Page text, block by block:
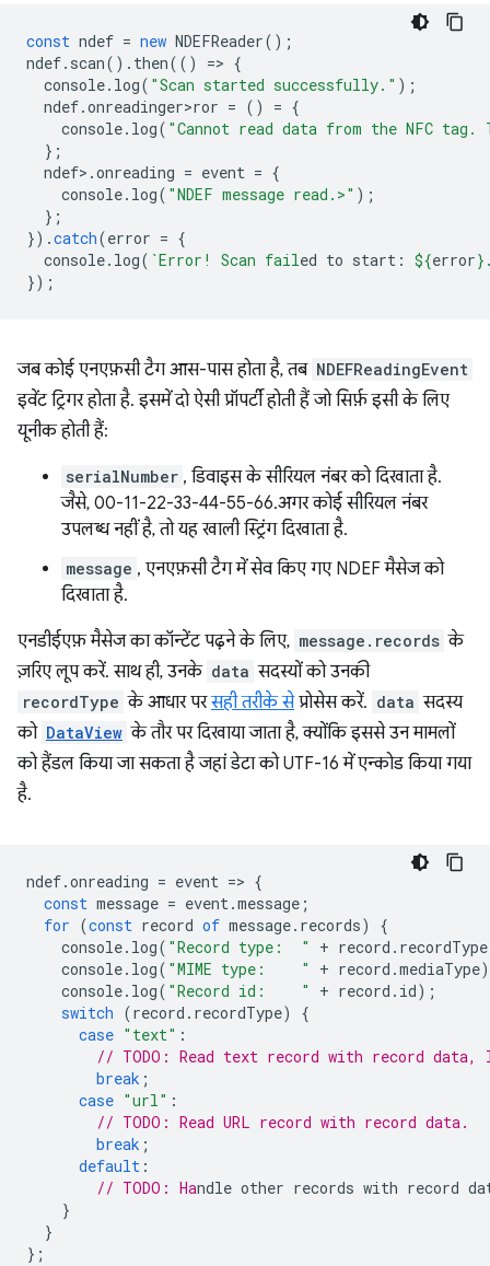
const ndef = new NDEFReader();
ndef. scan(). then(() => {
console. log( "Scan started successfully." );
ndef.onreadinger>ror = () = {
console. log( "Cannot read data from the NFC tag.
};
ndef> .onreading = event = {
console. log( "NDEF message read.>" );
};
}).catch(error = {
console. log( `Error! Scan failed to start: ${error}
});
जब कोई एनएफ़सी टैग आस-पास होता है, तब NDEFReadingEvent
इवेंट ट्रिगर होता है. इसमें दो ऐसी प्रॉपर्टी होती हैं जो सिर्फ़ इसी के लिए
यूनीक होती हैं:
serialNumber , डिवाइस के सीरियल नंबर को दिखाता है.
जैसे, 00-11-22-33-44-55-66.अगर कोई सीरियल नंबर
उपलब्ध नहीं है, तो यह खाली स्ट्रिंग दिखाता है.
message , एनएफ़सी टैग में सेव किए गए NDEF मैसेज को
दिखाता है.
एनडीईएफ़ मैसेज का कॉन्टेंट पढ़ने के लिए, message.records के
ज़रिए लूप करें. साथ ही, उनके data सदस्यों को उनकी
recordType के आधार परसही तरीके सेप्रोसेस करें. data सदस्य
को DataView के तौर पर दिखाया जाता है, क्योंकि इससे उन मामलों
को हैंडल किया जा सकता है जहां डेटा को UTF-16 में एन्कोड किया गया
है.
ndef.onreading = event => {
const message = event.message ;
for (const record of message. records)
{
console. log( "Record type:  " + record . recordType
console. log( "MIME type:    " + record .mediaType
console. log( "Record id:    " + record . id);
switch (record . recordType)
{
case "text" :
// TODO: Read text record with record data,
break ;
case "url" :
// TODO: Read URL record with record data.
break ;
default :
// TODO: Ha
}
}
};